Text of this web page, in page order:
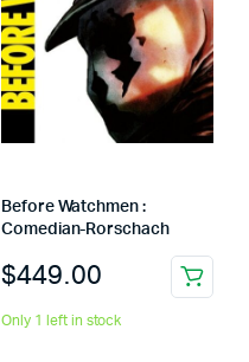
Before Watchmen :
Comedian-Rorschach
$449.00
Only 1 left in stock